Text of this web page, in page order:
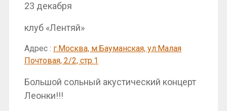
23 декабря
клуб «Лентяй»
Адрес : г.Москва, м.Бауманская, ул.Малая
Почтовая, 2/2, стр.1
Большой сольный акустический концерт
Леонки!!!